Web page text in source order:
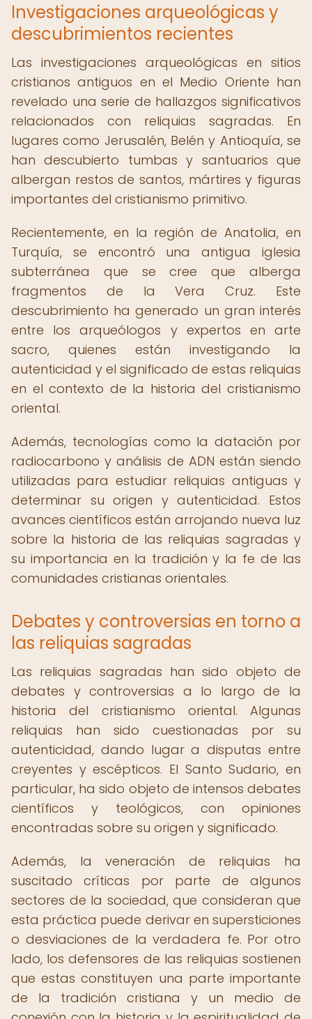
Investigaciones arqueológicas y
descubrimientos recientes
Las investigaciones arqueológicas en sitios
cristianos antiguos en el Medio Oriente han
revelado una serie de hallazgos significativos
relacionados con reliquias sagradas. En
lugares como Jerusalén, Belén y Antioquía, se
han descubierto tumbas y santuarios que
albergan restos de santos, mártires y figuras
importantes del cristianismo primitivo.
Recientemente, en la región de Anatolia, en
Turquía, se encontró una antigua iglesia
subterránea que se cree que alberga
fragmentos de la Vera Cruz. Este
descubrimiento ha generado un gran interés
entre los arqueólogos y expertos en arte
sacro, quienes están investigando la
autenticidad y el significado de estas reliquias
en el contexto de la historia del cristianismo
oriental.
Además, tecnologías como la datación por
radiocarbono y análisis de ADN están siendo
utilizadas para estudiar reliquias antiguas y
determinar su origen y autenticidad. Estos
avances científicos están arrojando nueva luz
sobre la historia de las reliquias sagradas y
su importancia en la tradición y la fe de las
comunidades cristianas orientales.
Debates y controversias en torno a
las reliquias sagradas
Las reliquias sagradas han sido objeto de
debates y controversias a lo largo de la
historia del cristianismo oriental. Algunas
reliquias han sido cuestionadas por su
autenticidad, dando lugar a disputas entre
creyentes y escépticos. El Santo Sudario, en
particular, ha sido objeto de intensos debates
científicos y teológicos, con opiniones
encontradas sobre su origen y significado.
Además, la veneración de reliquias ha
suscitado críticas por parte de algunos
sectores de la sociedad, que consideran que
esta práctica puede derivar en supersticiones
o desviaciones de la verdadera fe. Por otro
lado, los defensores de las reliquias sostienen
que estas constituyen una parte importante
de la tradición cristiana y un medio de